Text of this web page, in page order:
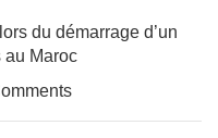
du démarrage d’un
Maroc